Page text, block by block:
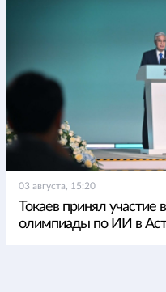
03 августа, 15:20
Токаев принял
олимпиады по ИИ в